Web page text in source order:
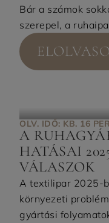
Bár a számok
szerepel, a
OLV. IDŐ: KB. 16
A
HATÁSAI
VÁLASZOK
A textilipar 2025-
környezeti
gyártási